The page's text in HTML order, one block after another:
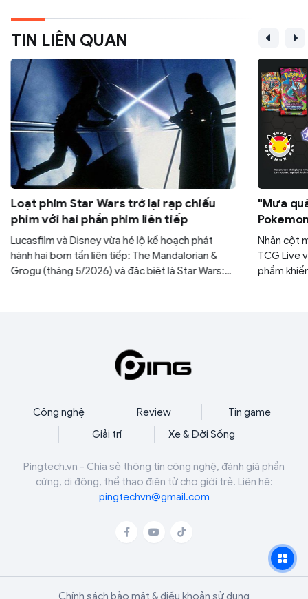
TIN LIÊN QUAN
Loạt phim Star Wars trở lại rạp chiếu
phim với hai phần phim liên tiếp
Lucasfilm và Disney vừa hé lộ kế hoạch phát
hành hai bom tấn liên tiếp: The Mandalorian &
Grogu (tháng 5/2026) và đặc biệt là Star Wars:
"Mưa
30 gói
Nhân cột
TCG Live
phẩm
Công nghệ Review
Tin game
Giải trí
Xe & Đời Sống
Pingtech.vn - Chia sẻ thông tin công nghệ, đánh giá phần
cứng, di động, thể thao điện tử cho giới trẻ. Liên hệ:
pingtechvn@gmail.com
Chính sách bảo mật & điều khoản sử dụng